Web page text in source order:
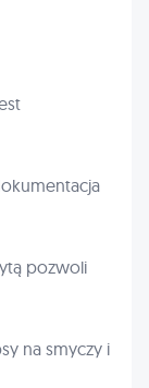
pozwoli
na smyczy i